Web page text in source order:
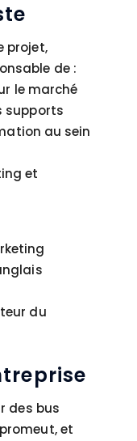
projet,
de :
le marché
supports
au sein
et
du
des bus
et